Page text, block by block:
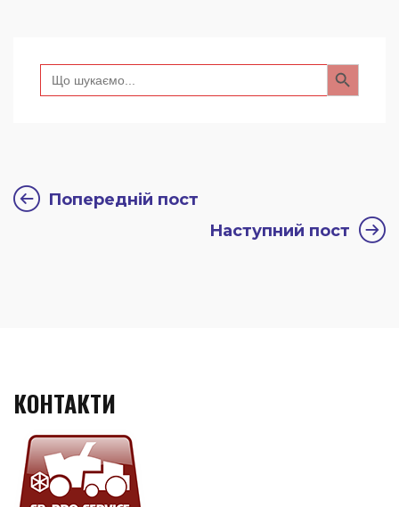
Search
for:
Search Button
Попередній пост
Наступний пост
КОНТАКТИ